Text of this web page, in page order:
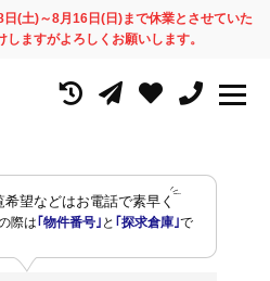
(土)～8月16日(日)まで休業とさせていた
ますがよろしくお願いします。
望などはお電話で素早く
際は ｢物件番号｣ と ｢探求倉庫｣で